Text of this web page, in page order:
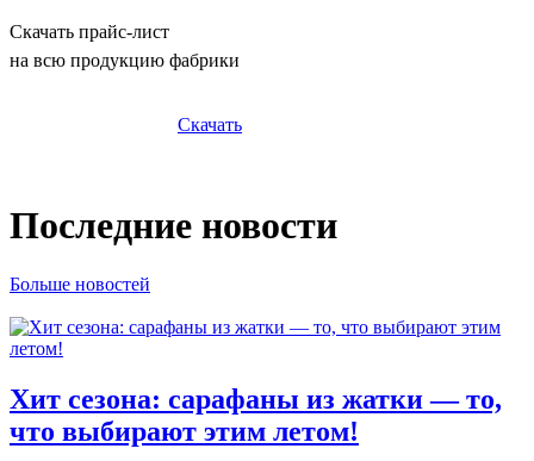
Скачать прайс-лист
на всю продукцию фабрики
Скачать
Последние новости
Больше новостей
Хит сезона: сарафаны из жатки — то,
что выбирают этим летом!